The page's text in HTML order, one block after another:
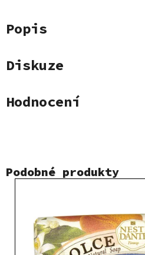
Popis
Diskuze
Hodnocení
Podobné produkty